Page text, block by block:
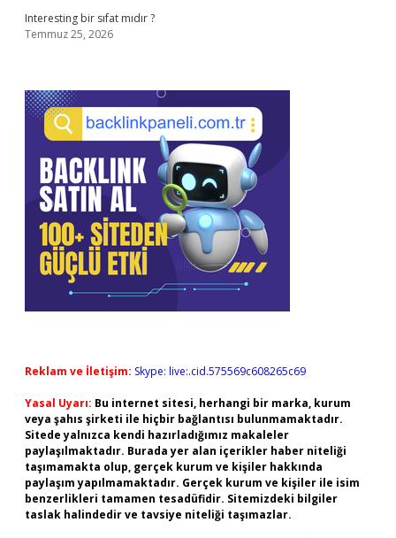
Interesting bir sıfat mıdır ?
Temmuz 25, 2026
Reklam ve İletişim: Skype: live:.cid.575569c608265c69
Yasal Uyarı: Bu internet sitesi, herhangi bir marka, kurum
veya şahıs şirketi ile hiçbir bağlantısı bulunmamaktadır.
Sitede yalnızca kendi hazırladığımız makaleler
paylaşılmaktadır. Burada yer alan içerikler haber niteliği
taşımamakta olup, gerçek kurum ve kişiler hakkında
paylaşım yapılmamaktadır. Gerçek kurum ve kişiler ile isim
benzerlikleri tamamen tesadüfidir. Sitemizdeki bilgiler
taslak halindedir ve tavsiye niteliği taşımazlar.